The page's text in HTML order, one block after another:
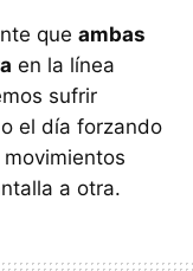
que ambas
en la línea
sufrir
el día forzando
a otra.